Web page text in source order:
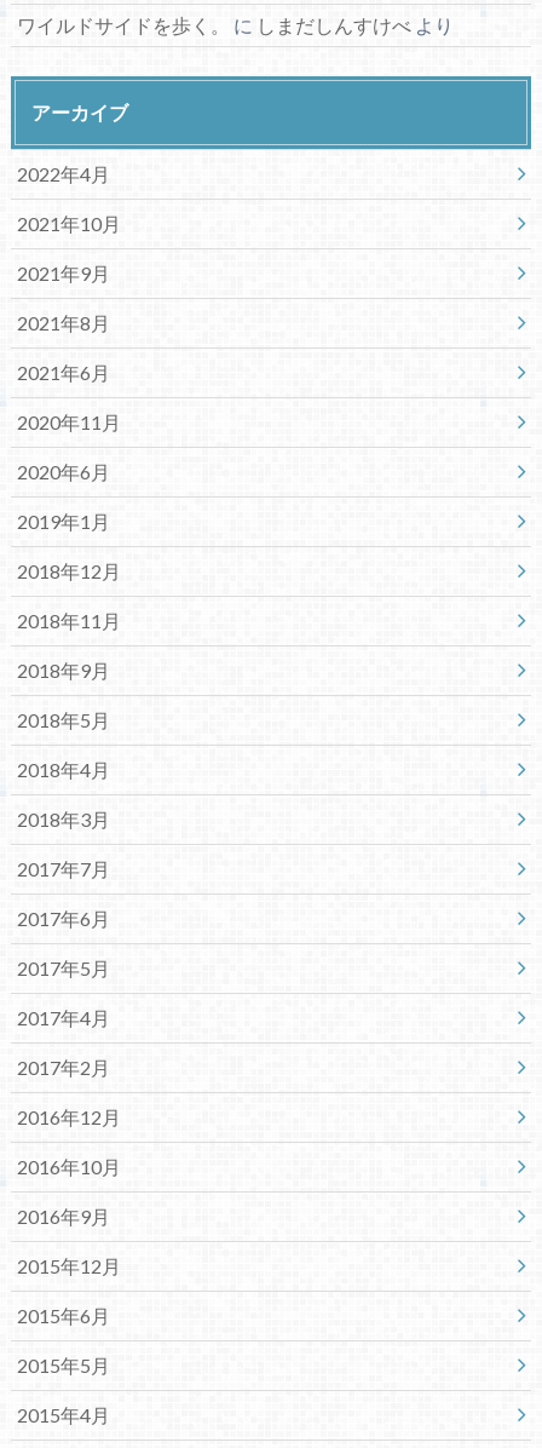
ワイルドサイドを歩く。 に しまだしんすけべより
アーカイブ
2022年4月
2021年10月
2021年9月
2021年8月
2021年6月
2020年11月
2020年6月
2019年1月
2018年12月
2018年11月
2018年9月
2018年5月
2018年4月
2018年3月
2017年7月
2017年6月
2017年5月
2017年4月
2017年2月
2016年12月
2016年10月
2016年9月
2015年12月
2015年6月
2015年5月
2015年4月